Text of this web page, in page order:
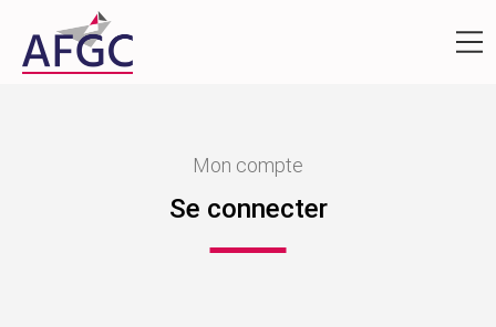
Mon compte
Se connecter